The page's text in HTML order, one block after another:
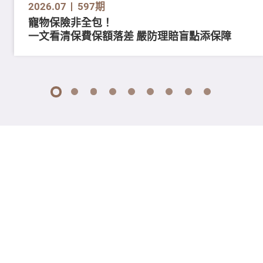
2026.07 597期
寵物保險非全包！
一文看清保費保額落差 嚴防理賠盲點添保障
1 2 3 4 5 6 7 8 9